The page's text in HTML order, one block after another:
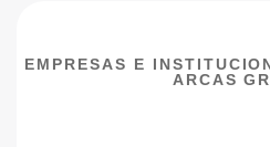
EMPRESAS E
ARCAS